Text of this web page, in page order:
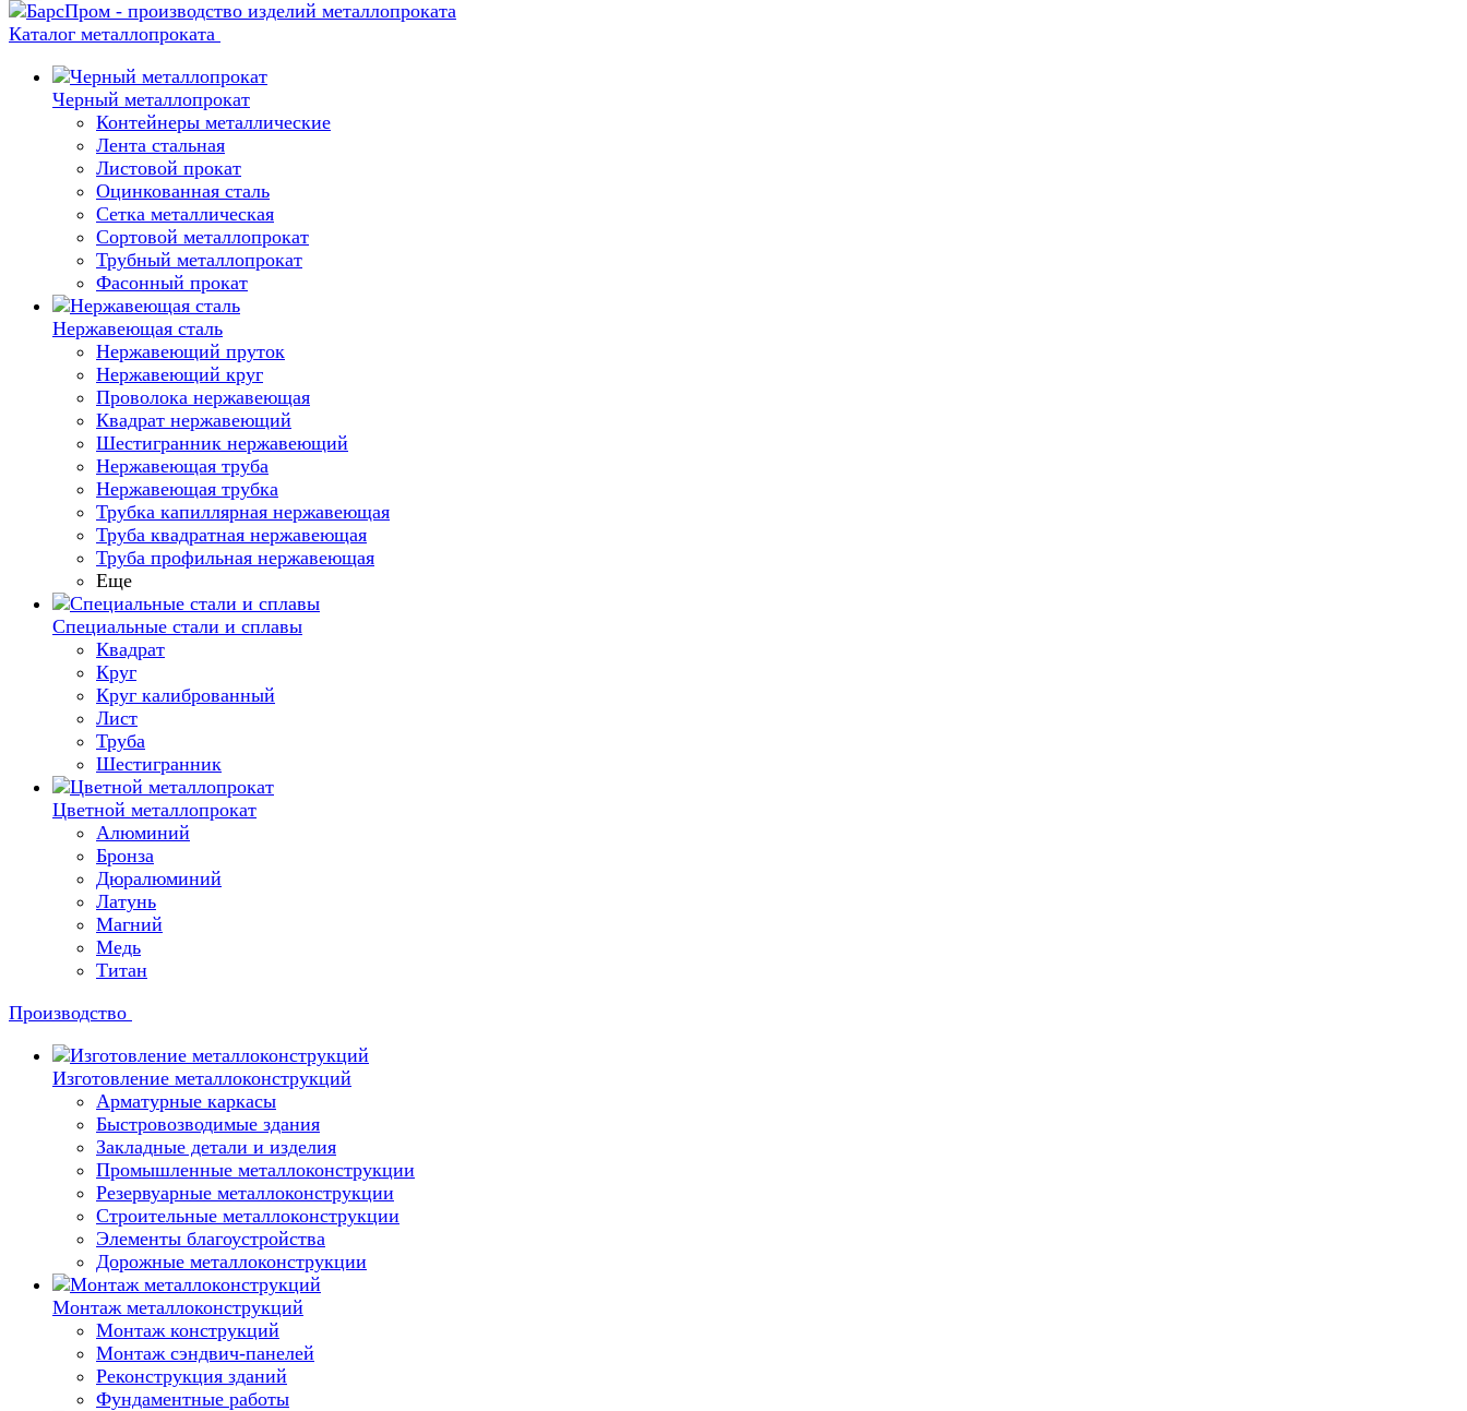
Каталог металлопроката
Черный металлопрокат
Контейнеры металлические
Лента стальная
Листовой прокат
Оцинкованная сталь
Сетка металлическая
Сортовой металлопрокат
Трубный металлопрокат
Фасонный прокат
Нержавеющая сталь
Нержавеющий пруток
Нержавеющий круг
Проволока нержавеющая
Квадрат нержавеющий
Шестигранник нержавеющий
Нержавеющая труба
Нержавеющая трубка
Трубка капиллярная нержавеющая
Труба квадратная нержавеющая
Труба профильная нержавеющая
Еще
Специальные стали и сплавы
Квадрат
Круг
Круг калиброванный
Лист
Труба
Шестигранник
Цветной металлопрокат
Алюминий
Бронза
Дюралюминий
Латунь
Магний
Медь
Титан
Производство
Изготовление металлоконструкций
Арматурные каркасы
Быстровозводимые здания
Закладные детали и изделия
Промышленные металлоконструкции
Резервуарные металлоконструкции
Строительные металлоконструкции
Элементы благоустройства
Дорожные металлоконструкции
Монтаж металлоконструкций
Монтаж конструкций
Монтаж сэндвич-панелей
Реконструкция зданий
Фундаментные работы